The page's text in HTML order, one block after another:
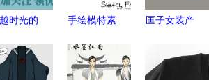
时光的
儿童演出
手绘模特素
特 助力服
匡子女装产
体验全解析